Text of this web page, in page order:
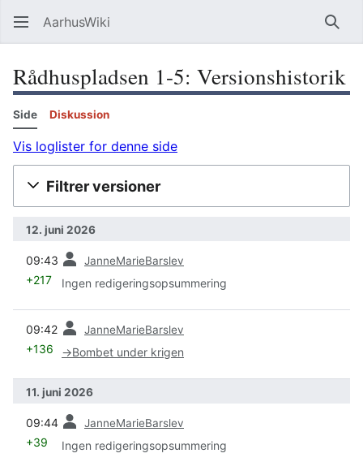
AarhusWiki Søg
Rådhuspladsen 1-5: Versionshistorik
Side Diskussion
Vis loglister for denne side
Filtrer versioner
12. juni 2026
09:43 JanneMarieBarslev
+217 Ingen redigeringsopsummering
09:42 JanneMarieBarslev
+136 →Bombet under krigen
11. juni 2026
09:44 JanneMarieBarslev
+39 Ingen redigeringsopsummering